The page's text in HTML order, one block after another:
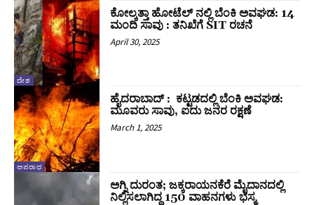
ದೇಶ
ಕೋಲ್ಕತ್ತಾ ಹೋಟೆಲ್ ನಲ್ಲಿ ಬೆಂಕಿ ಅವಘಡ: 14
ಮಂದಿ ಸಾವು : ತನಿಖೆಗೆ SIT ರಚನೆ
April 30, 2025
ಅಪರಾಧ
ಹೈದರಾಬಾದ್ : ಕಟ್ಟಡದಲ್ಲಿ ಬೆಂಕಿ ಅವಘಡ:
ಮೂವರು ಸಾವು, ಐದು ಜನರ ರಕ್ಷಣೆ
March 1, 2025
ಅಗ್ನಿ ದುರಂತ; ಜಕ್ಕರಾಯನಕೆರೆ ಮೈದಾನದಲ್ಲಿ
ನಿಲ್ಲಿಸಲಾಗಿದ್ದ 150 ವಾಹನಗಳು ಭಸ್ಮ